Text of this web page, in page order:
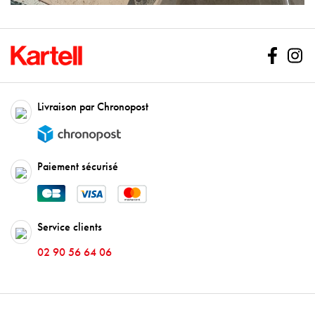
Livraison par Chronopost
Paiement sécurisé
Service clients
02 90 56 64 06